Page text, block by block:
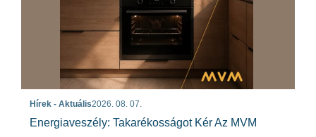
Hírek - Aktuális2026. 08. 07.
Energiaveszély: Takarékosságot Kér Az MVM